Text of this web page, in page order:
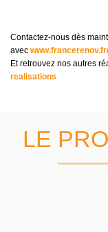
Contactez-nous dès
avec
Et retrouvez nos autres
realisations
LE